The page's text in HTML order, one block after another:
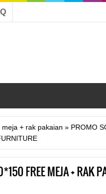
+ rak pakaian » PROMO
FREE MEJA + RAK